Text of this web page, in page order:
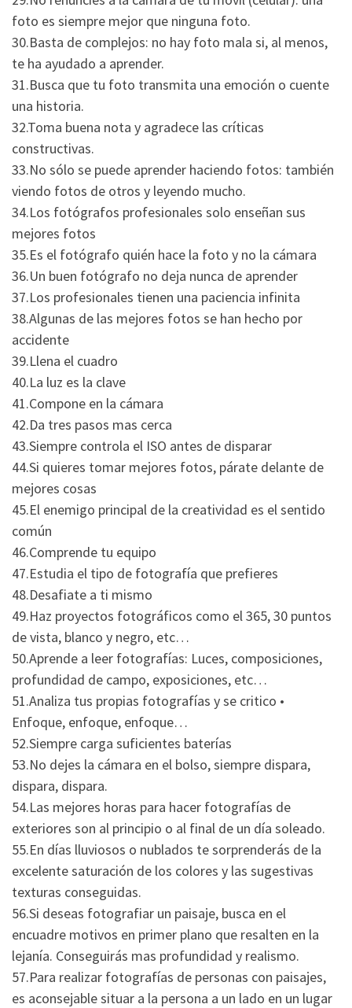
foto es siempre mejor que ninguna foto.
30.Basta de complejos: no hay foto mala si, al menos,
te ha ayudado a aprender.
31.Busca que tu foto transmita una emoción o cuente
una historia.
32.Toma buena nota y agradece las críticas
constructivas.
33.No sólo se puede aprender haciendo fotos: también
viendo fotos de otros y leyendo mucho.
34.Los fotógrafos profesionales solo enseñan sus
mejores fotos
35.Es el fotógrafo quién hace la foto y no la cámara
36.Un buen fotógrafo no deja nunca de aprender
37.Los profesionales tienen una paciencia infinita
38.Algunas de las mejores fotos se han hecho por
accidente
39.Llena el cuadro
40.La luz es la clave
41.Compone en la cámara
42.Da tres pasos mas cerca
43.Siempre controla el ISO antes de disparar
44.Si quieres tomar mejores fotos, párate delante de
mejores cosas
45.El enemigo principal de la creatividad es el sentido
común
46.Comprende tu equipo
47.Estudia el tipo de fotografía que prefieres
48.Desafiate a ti mismo
49.Haz proyectos fotográficos como el 365, 30 puntos
de vista, blanco y negro, etc…
50.Aprende a leer fotografías: Luces, composiciones,
profundidad de campo, exposiciones, etc…
51.Analiza tus propias fotografías y se critico •
Enfoque, enfoque, enfoque…
52.Siempre carga suficientes baterías
53.No dejes la cámara en el bolso, siempre dispara,
dispara, dispara.
54.Las mejores horas para hacer fotografías de
exteriores son al principio o al final de un día soleado.
55.En días lluviosos o nublados te sorprenderás de la
excelente saturación de los colores y las sugestivas
texturas conseguidas.
56.Si deseas fotografiar un paisaje, busca en el
encuadre motivos en primer plano que resalten en la
lejanía. Conseguirás mas profundidad y realismo.
57.Para realizar fotografías de personas con paisajes,
es aconsejable situar a la persona a un lado en un lugar